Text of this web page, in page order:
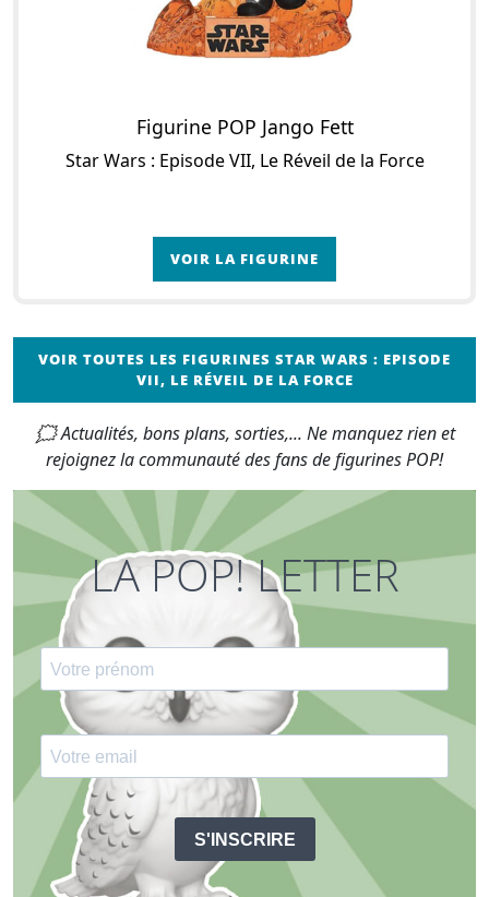
Figurine POP Jango Fett
Star Wars : Episode VII, Le Réveil de la Force
VOIR LA FIGURINE
VOIR TOUTES LES FIGURINES STAR WARS : EPISODE
VII, LE RÉVEIL DE LA FORCE
🗯 Actualités, bons plans, sorties,... Ne manquez rien et
rejoignez la communauté des fans de figurines POP!
LA POP! LETTER
S'INSCRIRE